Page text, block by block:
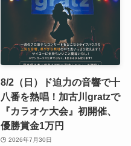
8/2（日）ド迫力の音響で十
八番を熱唱！加古川gratzで
『カラオケ大会』初開催、
優勝賞金1万円
2026年7月30日